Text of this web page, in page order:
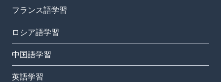
フランス語学習
ロシア語学習
中国語学習
英語学習